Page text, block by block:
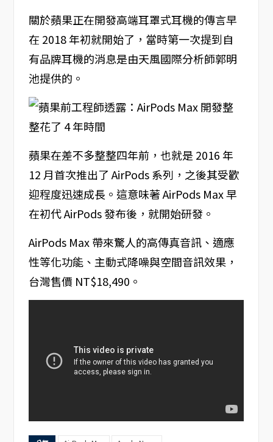
關於蘋果正在開發高端耳罩式耳機的傳言早
在 2018 年初就開始了，當時第一次提到自
有品牌耳機的消息是由天風國際分析師郭明
池提供的。
蘋果在差不多整整四年前，也就是 2016 年
12 月首次推出了 AirPods 系列，之後其受歡
迎程度迅速成長。這意味著 AirPods Max 早
在初代 AirPods 發布後，就開始研發。
AirPods Max 帶來驚人的高傳真音訊、適應
性等化功能、主動式降噪與空間音訊效果，
台灣售價 NT$18,490。